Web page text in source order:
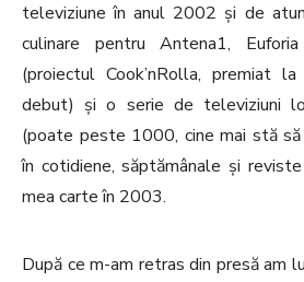
televiziune în anul 2002 și de
culinare pentru Antena1,
(proiectul Cook’nRolla, premiat
debut) și o serie de televiziuni
(poate peste 1000, cine mai stă
în cotidiene, săptămânale și
mea carte în 2003.
După ce m-am retras din presă am